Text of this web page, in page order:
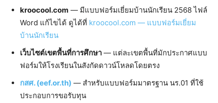
kroocool.com — มีแบบฟอร์มเยี่ยมบ้านนักเรียน 2568 ไฟล์
Word แก้ไขได้ ดูได้ที่ kroocool.com — แบบฟอร์มเยี่ยม
บ้านนักเรียน
เว็บไซต์เขตพื้นที่การศึกษา — แต่ละเขตพื้นที่มักประกาศแบบ
ฟอร์มให้โรงเรียนในสังกัดดาวน์โหลดโดยตรง
กสศ. (eef.or.th) — สำหรับแบบฟอร์มมาตรฐาน นร.01 ที่ใช้
ประกอบการขอรับทุน